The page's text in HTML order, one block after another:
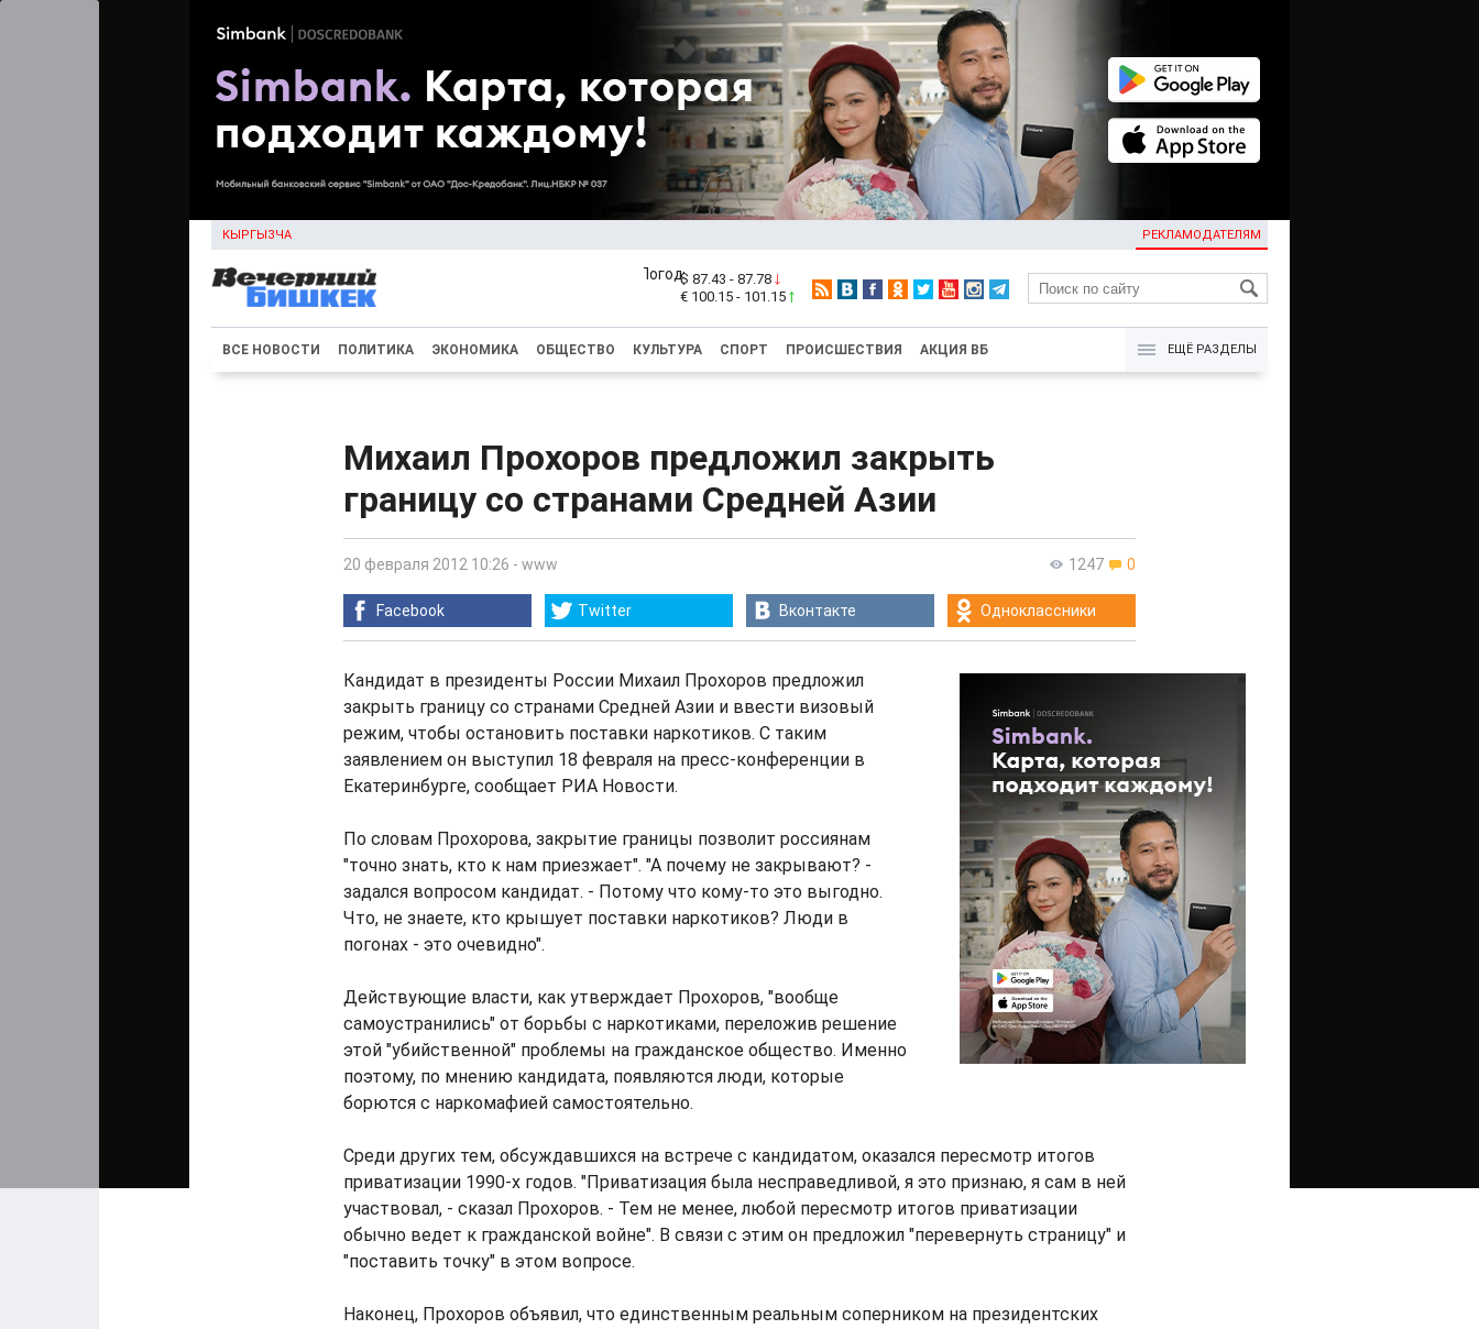
КЫРГЫЗЧА РЕКЛАМОДАТЕЛЯМ
KG
$ 87.43 - 87.78
€ 100.15 - 101.15
ВСЕ НОВОСТИ ПОЛИТИКА ЭКОНОМИКА ОБЩЕСТВО КУЛЬТУРА СПОРТ ПРОИСШЕСТВИЯ АКЦИЯ ВБ ЕЩЁ РАЗДЕЛЫ
Михаил Прохоров предложил закрыть
границу со странами Средней Азии
1247 0
20 февраля 2012 10:26 - www
Facebook Twitter Вконтакте Одноклассники
Кандидат в президенты России Михаил Прохоров предложил
закрыть границу со странами Средней Азии и ввести визовый
режим, чтобы остановить поставки наркотиков. С таким
заявлением он выступил 18 февраля на пресс-конференции в
Екатеринбурге, сообщает РИА Новости.
По словам Прохорова, закрытие границы позволит россиянам
"точно знать, кто к нам приезжает". "А почему не закрывают? -
задался вопросом кандидат. - Потому что кому-то это выгодно.
Что, не знаете, кто крышует поставки наркотиков? Люди в
погонах - это очевидно".
Действующие власти, как утверждает Прохоров, "вообще
самоустранились" от борьбы с наркотиками, переложив решение
этой "убийственной" проблемы на гражданское общество. Именно
поэтому, по мнению кандидата, появляются люди, которые
борются с наркомафией самостоятельно.
Среди других тем, обсуждавшихся на встрече с кандидатом, оказался пересмотр итогов
приватизации 1990-х годов. "Приватизация была несправедливой, я это признаю, я сам в ней
участвовал, - сказал Прохоров. - Тем не менее, любой пересмотр итогов приватизации
обычно ведет к гражданской войне". В связи с этим он предложил "перевернуть страницу" и
"поставить точку" в этом вопросе.
Наконец, Прохоров объявил, что единственным реальным соперником на президентских